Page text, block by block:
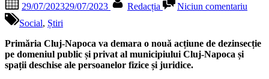
on
29/07/202329/07/2023 Redacția Niciun comentariu
pe
Social, Știri
Primăria Cluj-Napoca va demara o nouă acțiune de dezinsecție
pe domeniul public și privat al municipiului Cluj-Napoca și
spații deschise ale persoanelor fizice și juridice.